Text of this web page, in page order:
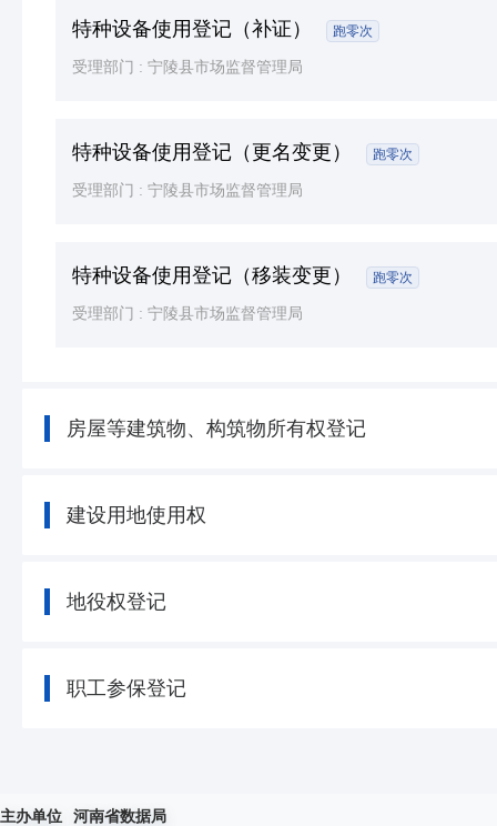
特种设备使用登记（补证） 跑零次
受理部门 : 宁陵县市场监督管理局
特种设备使用登记（更名变更） 跑零次
受理部门 : 宁陵县市场监督管理局
特种设备使用登记（移装变更） 跑零次
受理部门 : 宁陵县市场监督管理局
房屋等建筑物、构筑物所有权登记
建设用地使用权
地役权登记
职工参保登记
主办单位
河南省数据局